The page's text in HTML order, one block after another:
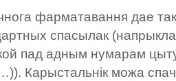
фарматавання дае
спасылак
пад адным нумарам
Карыстальнік можа